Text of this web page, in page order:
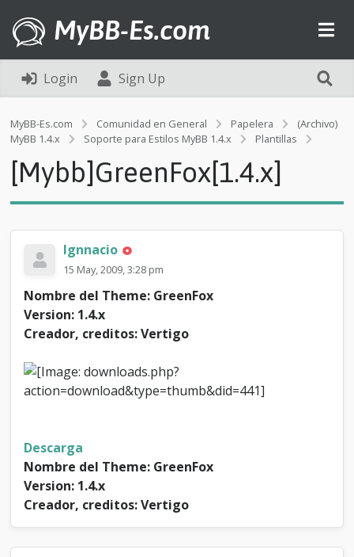
MyBB-Es.com
Login Sign Up
MyBB-Es.com Comunidad en General Papelera
(Archivo)
MyBB 1.4.x
Soporte para Estilos MyBB 1.4.x Plantillas
b
G
[Mybb]GreenFox[1.4.x]
Ignnacio
15 May, 2009, 3:28 pm
Nombre del Theme: GreenFox
Version: 1.4.x
Creador, creditos: Vertigo
Descarga
Nombre del Theme: GreenFox
Version: 1.4.x
Creador, creditos: Vertigo